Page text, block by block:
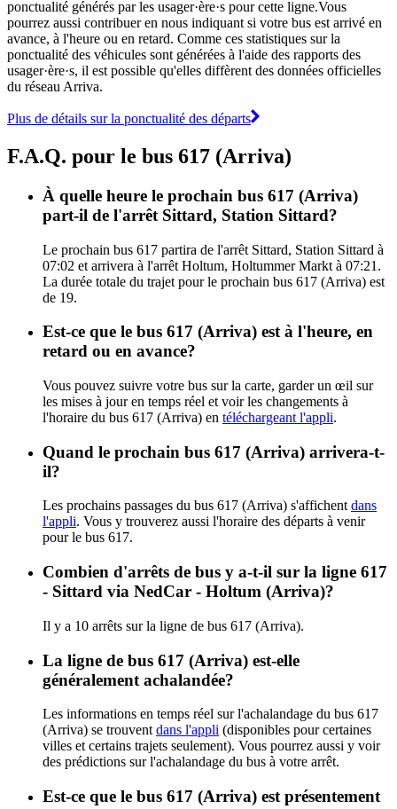
ponctualité générés par les usager·ère·s pour cette ligne.Vous
pourrez aussi contribuer en nous indiquant si votre bus est arrivé en
avance, à l'heure ou en retard. Comme ces statistiques sur la
ponctualité des véhicules sont générées à l'aide des rapports des
usager·ère·s, il est possible qu'elles diffèrent des données officielles
du réseau Arriva.
Plus de détails sur la ponctualité des départs
F.A.Q. pour le bus 617 (Arriva)
À quelle heure le prochain bus 617 (Arriva)
part-il de l'arrêt Sittard, Station Sittard?
Le prochain bus 617 partira de l'arrêt Sittard, Station Sittard à
07:02 et arrivera à l'arrêt Holtum, Holtummer Markt à 07:21.
La durée totale du trajet pour le prochain bus 617 (Arriva) est
de 19.
Est-ce que le bus 617 (Arriva) est à l'heure, en
retard ou en avance?
Vous pouvez suivre votre bus sur la carte, garder un œil sur
les mises à jour en temps réel et voir les changements à
l'horaire du bus 617 (Arriva) en téléchargeant l'appli.
Quand le prochain bus 617 (Arriva) arrivera-t-
il?
Les prochains passages du bus 617 (Arriva) s'affichent dans
l'appli. Vous y trouverez aussi l'horaire des départs à venir
pour le bus 617.
Combien d'arrêts de bus y a-t-il sur la ligne 617
- Sittard via NedCar - Holtum (Arriva)?
Il y a 10 arrêts sur la ligne de bus 617 (Arriva).
La ligne de bus 617 (Arriva) est-elle
généralement achalandée?
Les informations en temps réel sur l'achalandage du bus 617
(Arriva) se trouvent dans l'appli (disponibles pour certaines
villes et certains trajets seulement). Vous pourrez aussi y voir
des prédictions sur l'achalandage du bus à votre arrêt.
Est-ce que le bus 617 (Arriva) est présentement